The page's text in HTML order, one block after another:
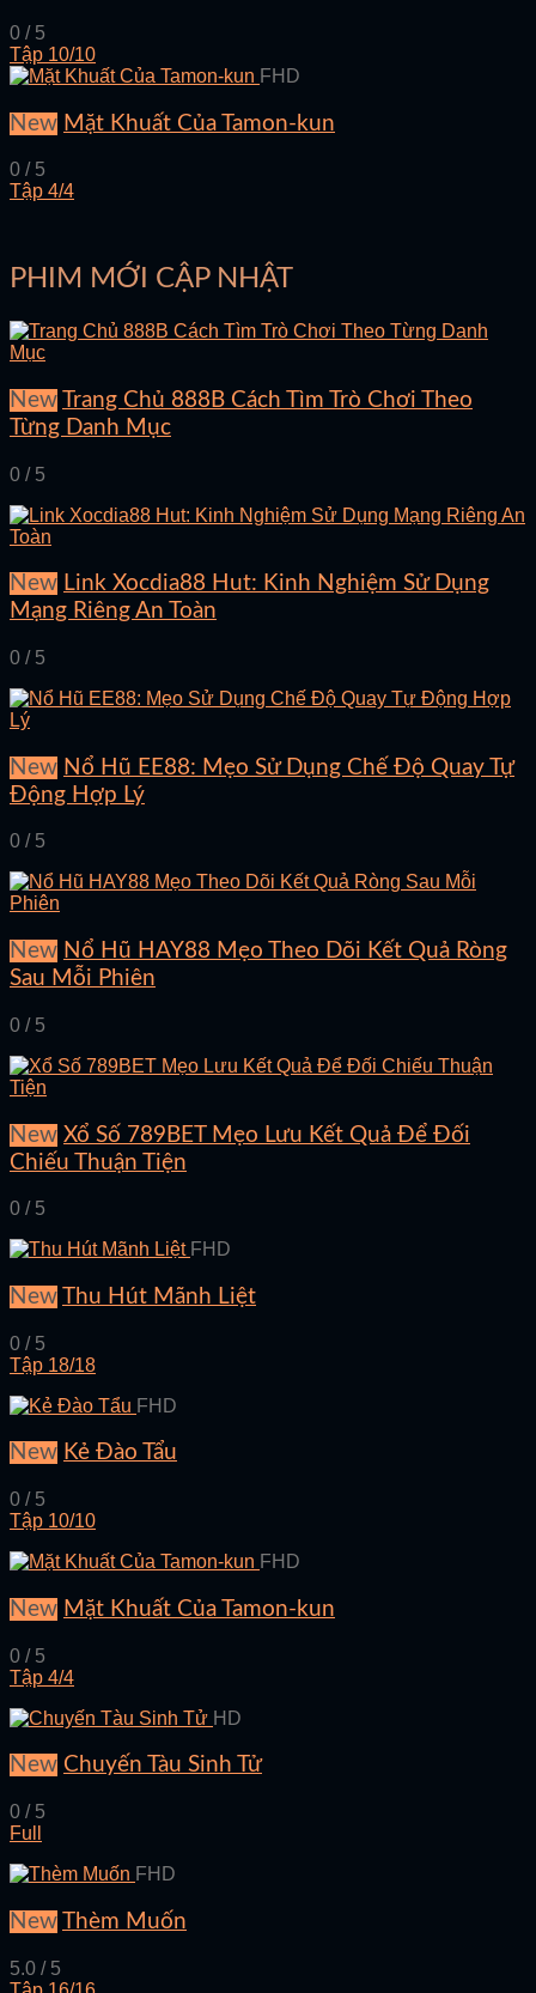
0 / 5
Tập 10/10
FHD
New Mặt Khuất Của Tamon-kun
0 / 5
Tập 4/4
PHIM MỚI CẬP NHẬT
New Trang Chủ 888B Cách Tìm Trò Chơi Theo
Từng Danh Mục
0 / 5
New Link Xocdia88 Hut: Kinh Nghiệm Sử Dụng
Mạng Riêng An Toàn
0 / 5
New Nổ Hũ EE88: Mẹo Sử Dụng Chế Độ Quay Tự
Động Hợp Lý
0 / 5
New Nổ Hũ HAY88 Mẹo Theo Dõi Kết Quả Ròng
Sau Mỗi Phiên
0 / 5
New Xổ Số 789BET Mẹo Lưu Kết Quả Để Đối
Chiếu Thuận Tiện
0 / 5
FHD
New Thu Hút Mãnh Liệt
0 / 5
Tập 18/18
FHD
New Kẻ Đào Tẩu
0 / 5
Tập 10/10
FHD
New Mặt Khuất Của Tamon-kun
0 / 5
Tập 4/4
HD
New Chuyến Tàu Sinh Tử
0 / 5
Full
FHD
New Thèm Muốn
5.0 / 5